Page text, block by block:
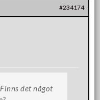
#234174
det något